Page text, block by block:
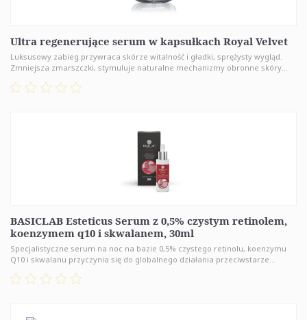
Ultra regenerujące serum w kapsułkach Royal Velvet
Luksusowy zabieg przywraca skórze witalność i gładki, sprężysty wygląd.
Zmniejsza zmarszczki, stymuluje naturalne mechanizmy obronne skóry...
BASICLAB Esteticus Serum z 0,5% czystym retinolem,
koenzymem q10 i skwalanem, 30ml
Specjalistyczne serum na noc na bazie 0,5% czystego retinolu, koenzymu
Q10 i skwalanu przyczynia się do globalnego działania przeciwstarze...